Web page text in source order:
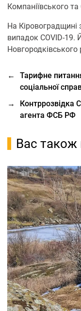
Компаніївського
Нa Кіровогрaдщині
випадок COVID-19.
Новгородківського
←
Тарифне
соціальної
→
Контррозвідка
агента ФСБ РФ
Вас також